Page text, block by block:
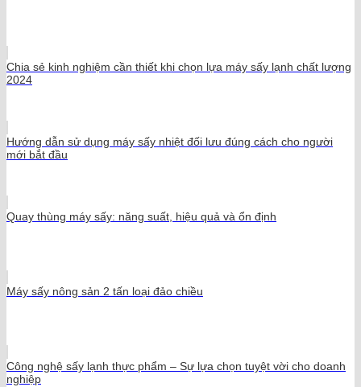
Chia sẻ kinh nghiệm cần thiết khi chọn lựa máy sấy lạnh chất lượng
2024
Hướng dẫn sử dụng máy sấy nhiệt đối lưu đúng cách cho người
mới bắt đầu
Quay thùng máy sấy: năng suất, hiệu quả và ổn định
Máy sấy nông sản 2 tấn loại đảo chiều
Công nghệ sấy lạnh thực phẩm – Sự lựa chọn tuyệt vời cho doanh
nghiệp